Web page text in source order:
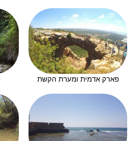
פארק אדמית ומערת הקשת